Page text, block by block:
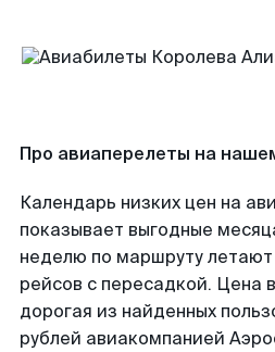
Про авиаперелеты на
Календарь низких цен на
показывает выгодные
неделю по маршруту летают
рейсов с пересадкой. Цена
дорогая из найденных
рублей авиакомпанией